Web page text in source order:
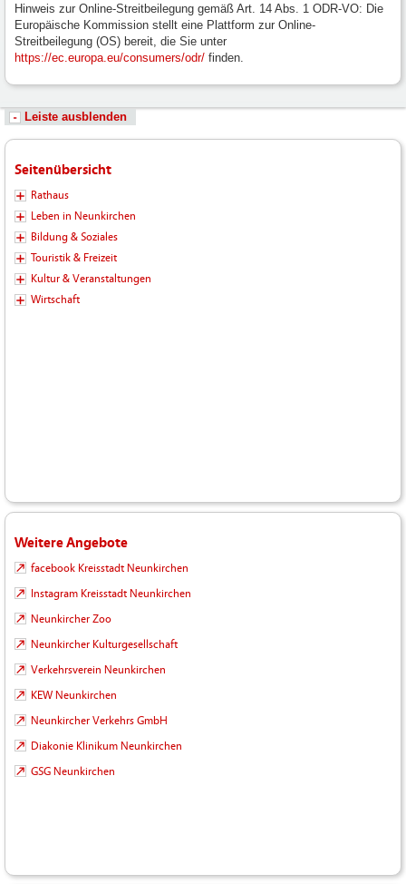
Hinweis zur Online-Streitbeilegung gemäß Art. 14 Abs. 1 ODR-VO: Die
Europäische Kommission stellt eine Plattform zur Online-
Streitbeilegung (OS) bereit, die Sie unter
https://ec.europa.eu/consumers/odr/ finden.
Leiste ausblenden
Seitenübersicht
Rathaus
Leben in Neunkirchen
Bildung & Soziales
Touristik & Freizeit
Kultur & Veranstaltungen
Wirtschaft
Weitere Angebote
facebook Kreisstadt Neunkirchen
Instagram Kreisstadt Neunkirchen
Neunkircher Zoo
Neunkircher Kulturgesellschaft
Verkehrsverein Neunkirchen
KEW Neunkirchen
Neunkircher Verkehrs GmbH
Diakonie Klinikum Neunkirchen
GSG Neunkirchen